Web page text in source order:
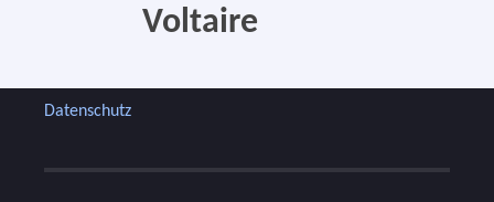
Voltaire
Datenschutz